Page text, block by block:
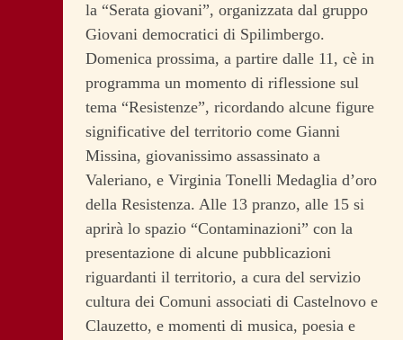
la “Serata giovani”, organizzata dal gruppo
Giovani democratici di Spilimbergo.
Domenica prossima, a partire dalle 11, cè in
programma un momento di riflessione sul
tema “Resistenze”, ricordando alcune figure
significative del territorio come Gianni
Missina, giovanissimo assassinato a
Valeriano, e Virginia Tonelli Medaglia d’oro
della Resistenza. Alle 13 pranzo, alle 15 si
aprirà lo spazio “Contaminazioni” con la
presentazione di alcune pubblicazioni
riguardanti il territorio, a cura del servizio
cultura dei Comuni associati di Castelnovo e
Clauzetto, e momenti di musica, poesia e